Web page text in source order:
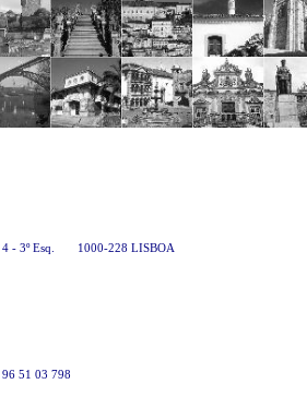
- 3º Esq. 1000-228 LISBOA
51 03 798